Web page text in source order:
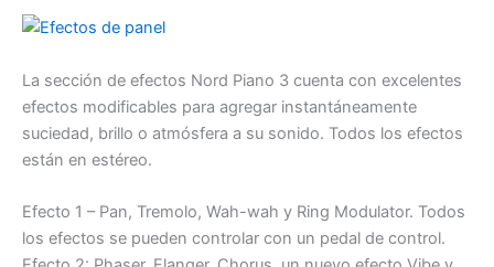
La sección de efectos Nord Piano 3 cuenta con excelentes
efectos modificables para agregar instantáneamente
suciedad, brillo o atmósfera a su sonido. Todos los efectos
están en estéreo.
Efecto 1 – Pan, Tremolo, Wah-wah y Ring Modulator. Todos
los efectos se pueden controlar con un pedal de control.